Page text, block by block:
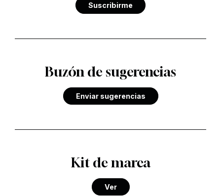
Suscribirme
Buzón de sugerencias
Enviar sugerencias
Kit de marca
Ver